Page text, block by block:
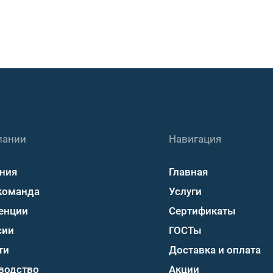
Навигация
Главная
Услуги
Сертификаты
ГОСТы
Доставка и оплата
Акции